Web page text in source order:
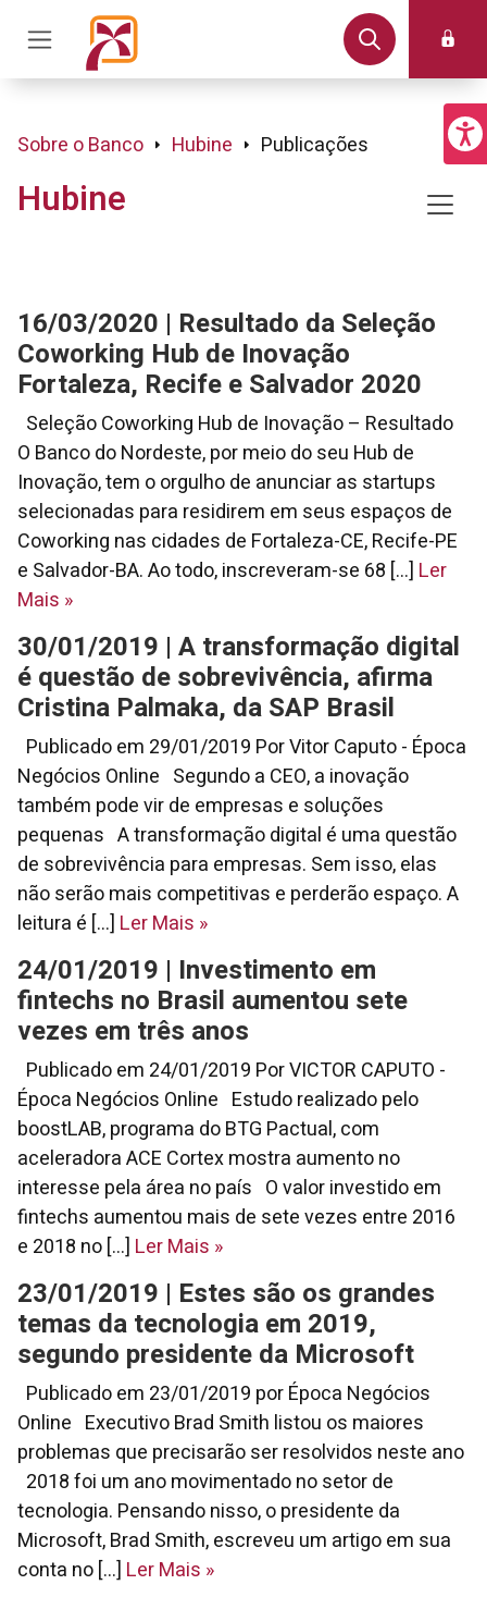
Sobre o Banco Hubine Publicações
Hubine
16/03/2020 | Resultado da Seleção
Coworking Hub de Inovação
Fortaleza, Recife e Salvador 2020
Seleção Coworking Hub de Inovação – Resultado
O Banco do Nordeste, por meio do seu Hub de
Inovação, tem o orgulho de anunciar as startups
selecionadas para residirem em seus espaços de
Coworking nas cidades de Fortaleza-CE, Recife-PE
e Salvador-BA. Ao todo, inscreveram-se 68 [...] Ler
Mais »
30/01/2019 | A transformação digital
é questão de sobrevivência, afirma
Cristina Palmaka, da SAP Brasil
Publicado em 29/01/2019 Por Vitor Caputo - Época
Negócios Online Segundo a CEO, a inovação
também pode vir de empresas e soluções
pequenas A transformação digital é uma questão
de sobrevivência para empresas. Sem isso, elas
não serão mais competitivas e perderão espaço. A
leitura é [...] Ler Mais »
24/01/2019 | Investimento em
fintechs no Brasil aumentou sete
vezes em três anos
Publicado em 24/01/2019 Por VICTOR CAPUTO -
Época Negócios Online Estudo realizado pelo
boostLAB, programa do BTG Pactual, com
aceleradora ACE Cortex mostra aumento no
interesse pela área no país O valor investido em
fintechs aumentou mais de sete vezes entre 2016
e 2018 no [...] Ler Mais »
23/01/2019 | Estes são os grandes
temas da tecnologia em 2019,
segundo presidente da Microsoft
Publicado em 23/01/2019 por Época Negócios
Online Executivo Brad Smith listou os maiores
problemas que precisarão ser resolvidos neste ano
2018 foi um ano movimentado no setor de
tecnologia. Pensando nisso, o presidente da
Microsoft, Brad Smith, escreveu um artigo em sua
conta no [...] Ler Mais »